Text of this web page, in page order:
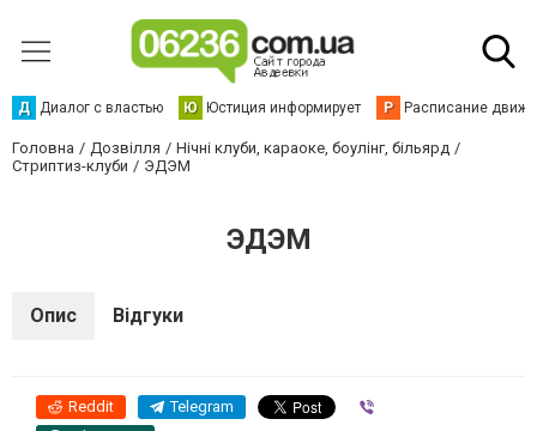
Д Диалог с властью Ю Юстиция информирует Р Расписание
Головна Дозвілля
Нічні клуби, караоке, боулінг, більярд
Стриптиз-клуби
ЭДЭМ
ЭДЭМ
Опис Відгуки
Reddit Telegram